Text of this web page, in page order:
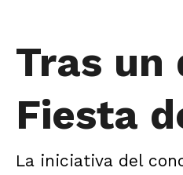
Tras un
Fiesta
La iniciativa del